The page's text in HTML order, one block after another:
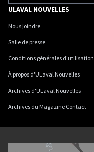
ULAVAL NOUVELLES
Nous joindre
Salle de presse
Conditions générales d'utilisation
À propos d'ULaval Nouvelles
Archives d'ULaval Nouvelles
Archives du Magazine Contact